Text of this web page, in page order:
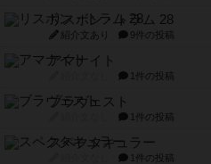
リスボン・トラム 28
紹介文あり 9件の投稿
アマナイト
1件の投稿
ブラヴェスト
1件の投稿
スペクタキュラー
1件の投稿